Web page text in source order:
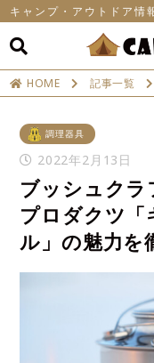
キャンプ・アウトドア情
HOME 記事一覧
調理器具
2022年2月13日
ブッシュクラ
プロダクツ「
ル」の魅力を